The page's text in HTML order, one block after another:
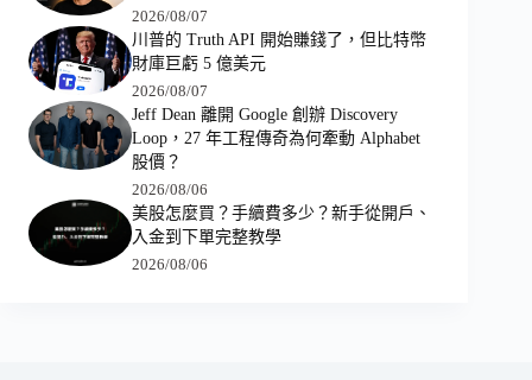
2026/08/07
川普的 Truth API 開始賺錢了，但比特幣
財庫巨虧 5 億美元
2026/08/07
Jeff Dean 離開 Google 創辦 Discovery
Loop，27 年工程傳奇為何牽動 Alphabet
股價？
2026/08/06
美股怎麼買？手續費多少？新手從開戶、
入金到下單完整教學
2026/08/06